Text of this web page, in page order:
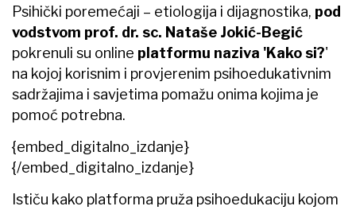
Psihički poremećaji – etiologija i dijagnostika, pod
vodstvom prof. dr. sc. Nataše Jokić-Begić
pokrenuli su online platformu naziva 'Kako si?'
na kojoj korisnim i provjerenim psihoedukativnim
sadržajima i savjetima pomažu onima kojima je
pomoć potrebna.
{embed_digitalno_izdanje}
{/embed_digitalno_izdanje}
Ističu kako platforma pruža psihoedukaciju kojom